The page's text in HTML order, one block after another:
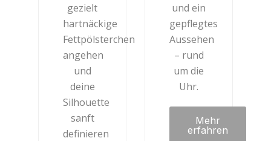
gezielt
hartnäckige
Fettpölsterchen
angehen
und
deine
Silhouette
sanft
definieren
und ein
gepflegtes
Aussehen
– rund
um die
Uhr.
Mehr
erfahren